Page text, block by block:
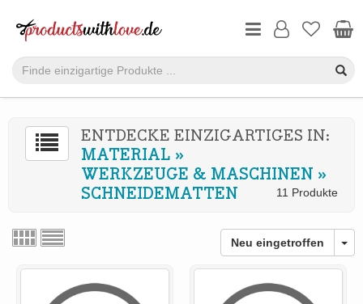
ENTDECKE EINZIGARTIGES IN:
MATERIAL »
WERKZEUGE & MASCHINEN »
SCHNEIDEMATTEN
11 Produkte
Neu eingetroffen